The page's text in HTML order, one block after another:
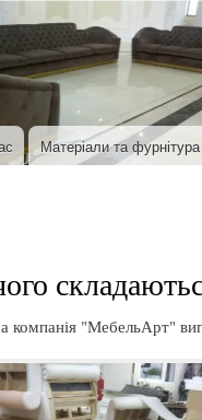
Матеріали та фурнітура
компанія "МебельАрт"